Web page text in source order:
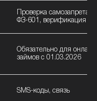
Проверка самозапрета
ФЗ-601, верификация
Обязательно для
займов с 01.03.2026
SMS-коды, связь